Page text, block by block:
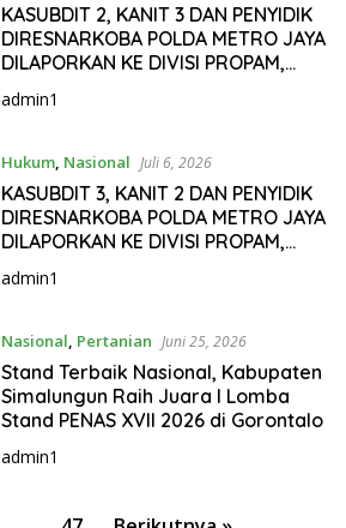
KASUBDIT 2, KANIT 3 DAN PENYIDIK
DIRESNARKOBA POLDA METRO JAYA
DILAPORKAN KE DIVISI PROPAM,
MABES POLRI INI KASUSNYA
admin1
Hukum, Nasional Juli 6, 2026
KASUBDIT 3, KANIT 2 DAN PENYIDIK
DIRESNARKOBA POLDA METRO JAYA
DILAPORKAN KE DIVISI PROPAM,
MABES POLRI INI KASUSNYA
admin1
Nasional Pertanian Juni 25, 2026
Stand Terbaik Nasional, Kabupaten
Simalungun Raih Juara I Lomba
Stand PENAS XVII 2026 di Gorontalo
admin1